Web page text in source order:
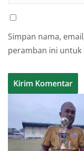
Simpan nama,
peramban ini